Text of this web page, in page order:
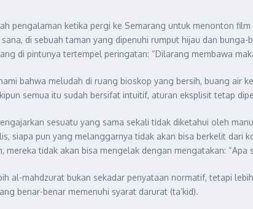
pengalaman ketika pergi ke Semarang untuk menonton
di sebuah taman yang dipenuhi rumput hijau dan
di pintunya tertempel peringatan: “Dilarang membawa
bahwa meludah di ruang bioskop yang bersih, buang air
semua itu sudah bersifat intuitif, aturan eksplisit tetap
sesuatu yang sama sekali tidak diketahui oleh
siapa pun yang melanggarnya tidak akan bisa berkelit dari
tidak akan bisa mengelak dengan mengatakan:
al-mahdzurat bukan sekadar penyataan normatif, tetapi
benar-benar memenuhi syarat darurat (ta’kid).